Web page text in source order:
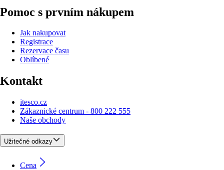
Pomoc s prvním nákupem
Jak nakupovat
Registrace
Rezervace času
Oblíbené
Kontakt
itesco.cz
Zákaznické centrum - 800 222 555
Naše obchody
Užitečné odkazy
Cena